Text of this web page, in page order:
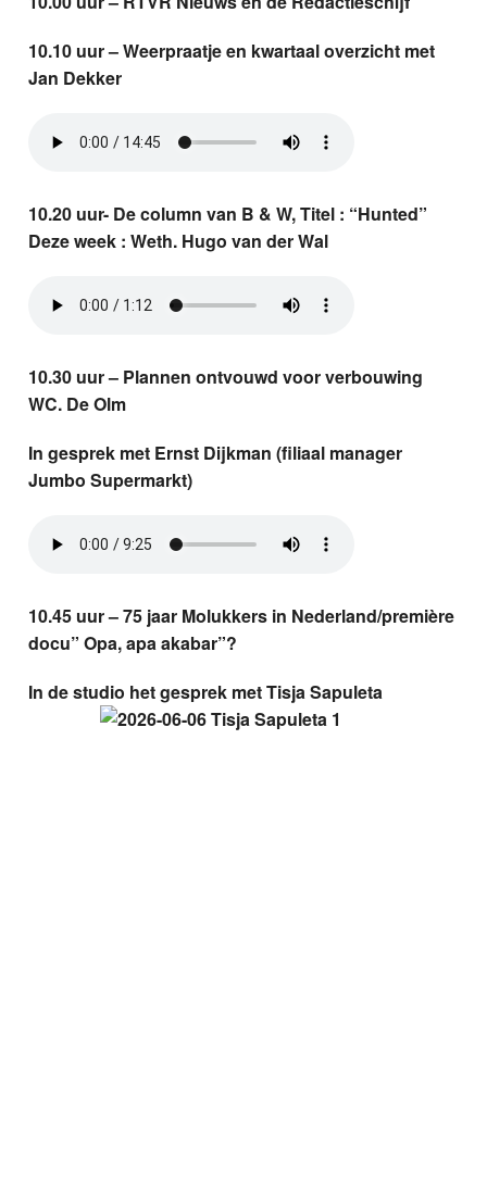
10.10 uur – Weerpraatje en kwartaal overzicht met
Jan Dekker
10.20 uur- De column van B & W, Titel : “Hunted”
Deze week : Weth. Hugo van der Wal
10.30 uur – Plannen ontvouwd voor verbouwing
WC. De Olm
In gesprek met Ernst Dijkman (filiaal manager
Jumbo Supermarkt)
10.45 uur – 75 jaar Molukkers in Nederland/première
docu” Opa, apa akabar”?
In de studio het gesprek met Tisja Sapuleta